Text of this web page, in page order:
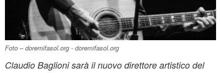
Foto – doremifasol.org - doremifasol.org
Claudio Baglioni sarà il nuovo direttore artistico del